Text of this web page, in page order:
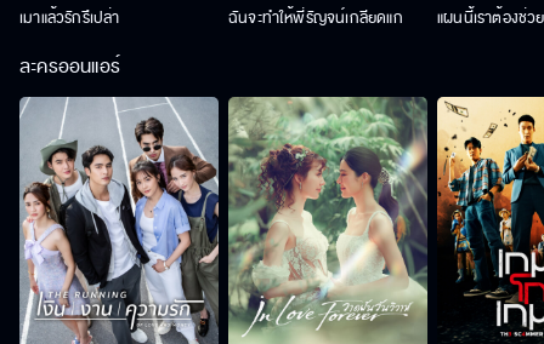
เมาแล้วรักรึเปล่า ฉันจะทำให้พี่รัญจน์เกลียดแก แผนนี้เราต้องช่ว
ละครออนแอร์